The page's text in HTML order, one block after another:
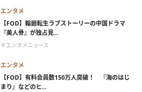
エンタメ
【FOD】輪廻転生ラブストーリーの中国ドラマ
『美人骨』が独占見...
＃エンタメニュース
エンタメ
【FOD】有料会員数150万人突破！ 『海のはじ
まり』などのヒ...